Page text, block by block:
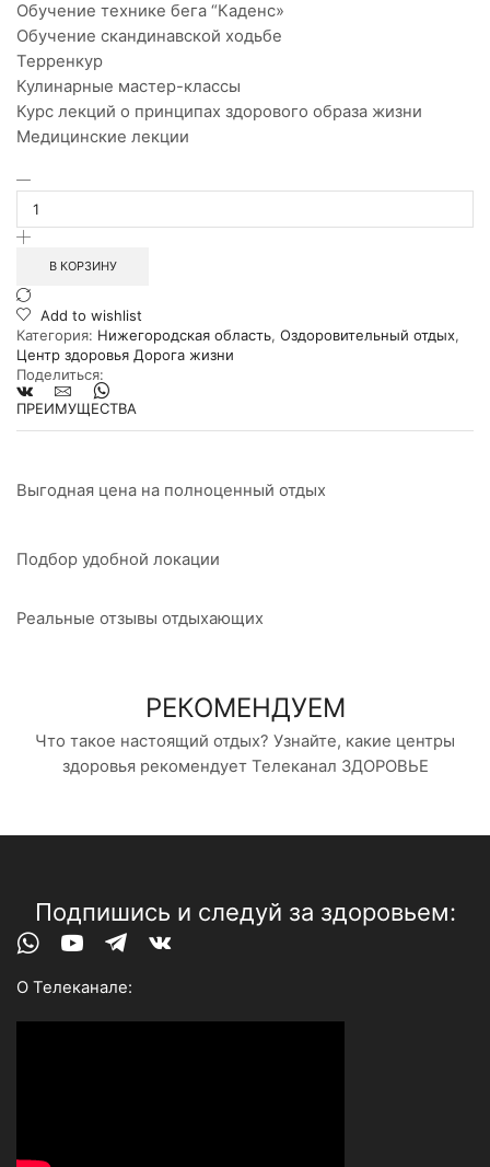
Обучение технике бега “Каденс»
Обучение скандинавской ходьбе
Терренкур
Кулинарные мастер-классы
Курс лекций о принципах здорового образа жизни
Медицинские лекции
Количество
Отдых
|
Центр
"Дорога
жизни"
|
Нижегородская
область
|
Программа
оздоровления
|
границ
В КОРЗИНУ
Add to wishlist
Категория: Нижегородская область, Оздоровительный отдых,
Центр здоровья Дорога жизни
Поделиться:
ПРЕИМУЩЕСТВА
Выгодная цена на полноценный отдых
Подбор удобной локации
Реальные отзывы отдыхающих
РЕКОМЕНДУЕМ
Что такое настоящий отдых? Узнайте, какие центры
здоровья рекомендует Телеканал ЗДОРОВЬЕ
Подпишись и следуй за здоровьем:
Whatsapp
YoutubeTelegram
О Телеканале: